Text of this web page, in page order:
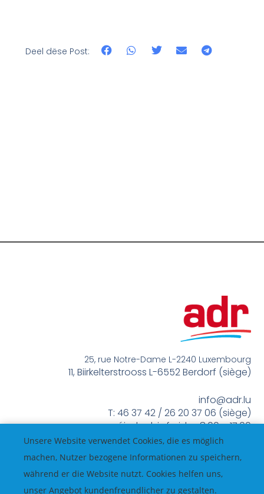
Deel dëse Post:
25, rue Notre-Dame L-2240 Luxembourg
11, Biirkelterstrooss L-6552 Berdorf (siège)
info@adr.lu
T: 46 37 42 / 26 20 37 06 (siège)
méindes bis freides 8:00 – 17:00
Unsere Website verwendet Cookies, die es möglich
machen, Nutzer bezogene Informationen zu speichern,
während er die Website nutzt. Cookies helfen uns,
unser Angebot kundenfreundlicher zu gestalten.